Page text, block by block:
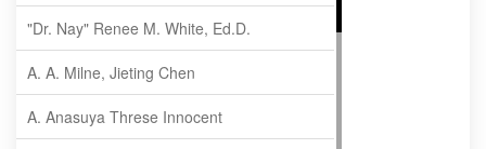
"Dr. Nay" Renee M. White, Ed.D.
A. A. Milne, Jieting Chen
A. Anasuya Threse Innocent